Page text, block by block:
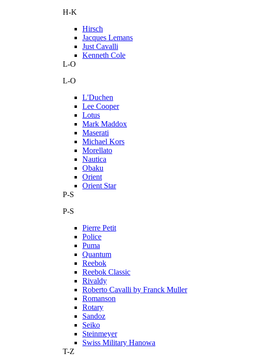
H-K
Hirsch
Jacques Lemans
Just Cavalli
Kenneth Cole
L-O
L-O
L'Duchen
Lee Cooper
Lotus
Mark Maddox
Maserati
Michael Kors
Morellato
Nautica
Obaku
Orient
Orient Star
P-S
P-S
Pierre Petit
Police
Puma
Quantum
Reebok
Reebok Classic
Rivaldy
Roberto Cavalli by Franck Muller
Romanson
Rotary
Sandoz
Seiko
Steinmeyer
Swiss Military Hanowa
T-Z